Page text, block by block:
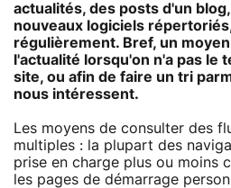
actualités, des posts d'un
nouveaux logiciels
régulièrement. Bref, un
l'actualité lorsqu'on n'a pas le
site, ou afin de faire un tri
nous intéressent.
Les moyens de consulter des
multiples : la plupart des
prise en charge plus ou moins
les pages de démarrage